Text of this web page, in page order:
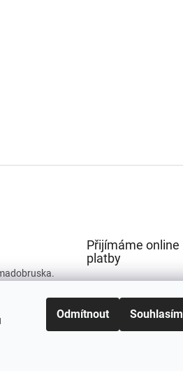
Odmítnout Souhlasím
Přijímáme online
platby